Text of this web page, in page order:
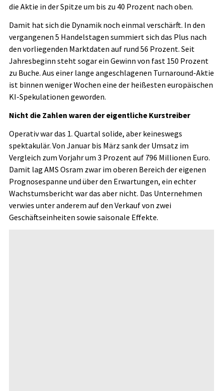
die Aktie in der Spitze um bis zu 40 Prozent nach oben.
Damit hat sich die Dynamik noch einmal verschärft. In den
vergangenen 5 Handelstagen summiert sich das Plus nach
den vorliegenden Marktdaten auf rund 56 Prozent. Seit
Jahresbeginn steht sogar ein Gewinn von fast 150 Prozent
zu Buche. Aus einer lange angeschlagenen Turnaround-Aktie
ist binnen weniger Wochen eine der heißesten europäischen
KI-Spekulationen geworden.
Nicht die Zahlen waren der eigentliche Kurstreiber
Operativ war das 1. Quartal solide, aber keineswegs
spektakulär. Von Januar bis März sank der Umsatz im
Vergleich zum Vorjahr um 3 Prozent auf 796 Millionen Euro.
Damit lag AMS Osram zwar im oberen Bereich der eigenen
Prognosespanne und über den Erwartungen, ein echter
Wachstumsbericht war das aber nicht. Das Unternehmen
verwies unter anderem auf den Verkauf von zwei
Geschäftseinheiten sowie saisonale Effekte.